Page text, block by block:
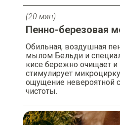
(20 мин)
Обильная, воздушная
мылом Бельди и
кисе бережно очищает и
стимулирует
ощущение невероятной
чистоты.
Пенно-березовая